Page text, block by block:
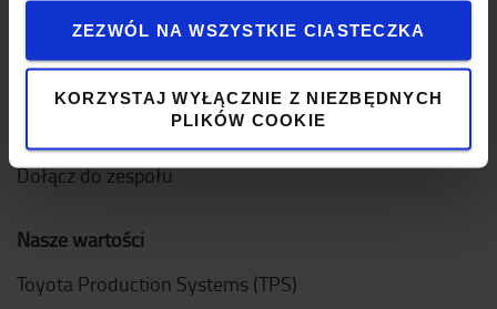
ZEZWÓL NA WSZYSTKIE CIASTECZKA
KORZYSTAJ WYŁĄCZNIE Z NIEZBĘDNYCH
PLIKÓW COOKIE
Dlaczego warto kupić Toyotę
Projektowanie
Logistic Solution Center
Dołącz do zespołu
Nasze wartości
Toyota Production Systems (TPS)